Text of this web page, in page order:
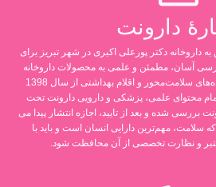
دارونت
به داروخانه دکتر پورعلی اکبری در شهر تبریز برای
آسان، مطمئن و علمی به محصولات داروخانه
ای، مکمل‌های تغذیه‌ای، فرآورده‌های سلامت‌محور و اقلام بهداشتی از سال 1398
محتوای علمی، پزشکی و دارویی دارونت تحت
بررسی شده و بعد از تایید، اجازه انتشار پیدا می
که سلامت، مهم‌ترین دارایی انسان است و باید با
و نظارت تخصصی از آن محافظت شود.